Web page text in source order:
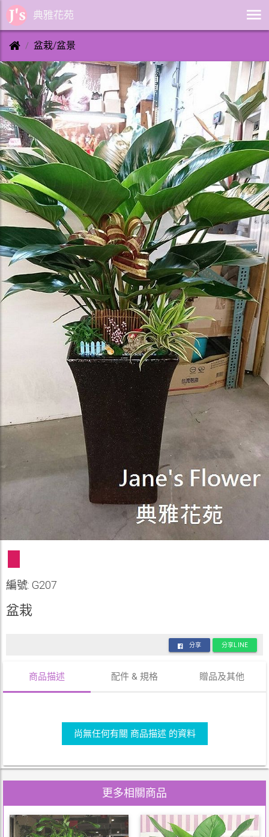
典雅花苑
盆栽/盆景
編號: G207
盆栽
分享 分享LINE
商品描述 配件 & 規格 贈品及其他
尚無任何有關 商品描述 的資料
更多相關商品